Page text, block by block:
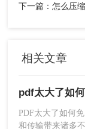
操作如下：
【PDF演示文
下一篇：怎么压
相关文章
PDF太大了如何
和传输带来诸多